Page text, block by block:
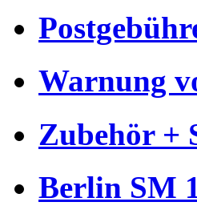
Warnung
Zubehör +
Berlin SM